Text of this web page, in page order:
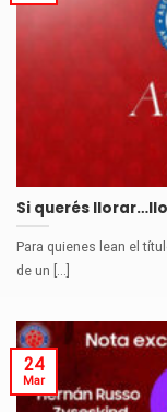
Si querés
Para quienes lean el
de un [...]
24
Mar